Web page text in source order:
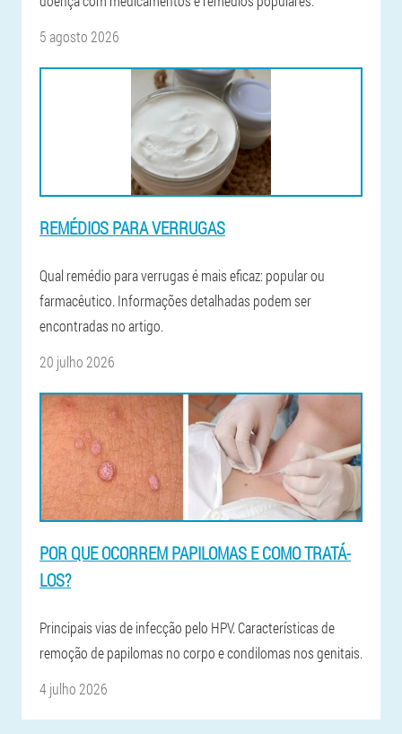
5 agosto 2026
REMÉDIOS PARA VERRUGAS
Qual remédio para verrugas é mais eficaz: popular ou
farmacêutico. Informações detalhadas podem ser
encontradas no artigo.
20 julho 2026
POR QUE OCORREM PAPILOMAS E COMO TRATÁ-
LOS?
Principais vias de infecção pelo HPV. Características de
remoção de papilomas no corpo e condilomas nos genitais.
4 julho 2026